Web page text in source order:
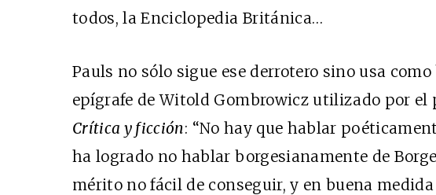
todos, la Enciclopedia Británica…
Pauls no sólo sigue ese derrotero sino usa
epígrafe de Witold Gombrowicz utilizado por el
Crítica y ficción: “No hay que hablar
ha logrado no hablar borgesianamente de
mérito no fácil de conseguir, y en buena